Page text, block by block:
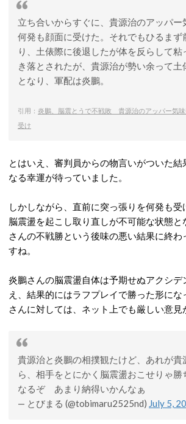
立ち合いからすぐに、貴源治のアッパー
何発も顔面に受けた。それでもひるまず
り、土俵際に後退したが体を反らして粘
き落とされたが、貴源治が勢い余って土
となり、軍配は炎鵬。
引用： 炎鵬、脳震とうで不戦敗 貴源治のアッパー気味
受け
とはいえ、審判員からの物言いがついた結
なる幸運が待っていました。
しかしながら、直前に突っ張りを何発も
脳震盪を起こし取り直しが不可能な状態
さんの不戦勝という後味の悪い結果に終
すね。
炎鵬さんの脳震盪自体は予期せぬアクシデ
え、結果的にはラフプレイで勝った形に
さんに対しては、ネット上でも厳しい意見
貴源治と炎鵬の相撲観たけど、あれが貴
ら、相手をとにかく脳震盪おこせりゃ勝
なるぞ あまり納得いかんなぁ
— とびまる (@tobimaru2525nd) July 5,